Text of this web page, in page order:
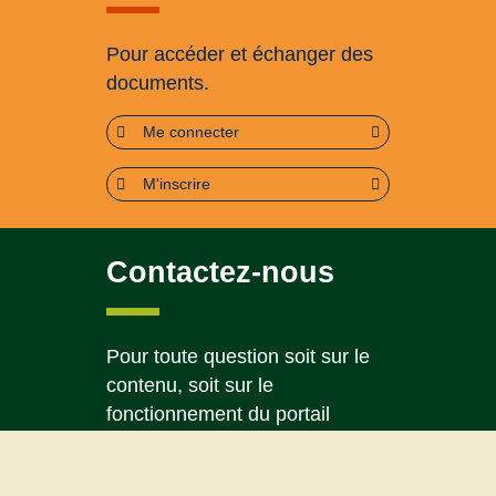
Pour accéder et échanger des
documents.
Me connecter
M'inscrire
Contactez-nous
Pour toute question soit sur le
contenu, soit sur le
fonctionnement du portail